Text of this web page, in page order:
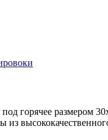
горячее размером
из